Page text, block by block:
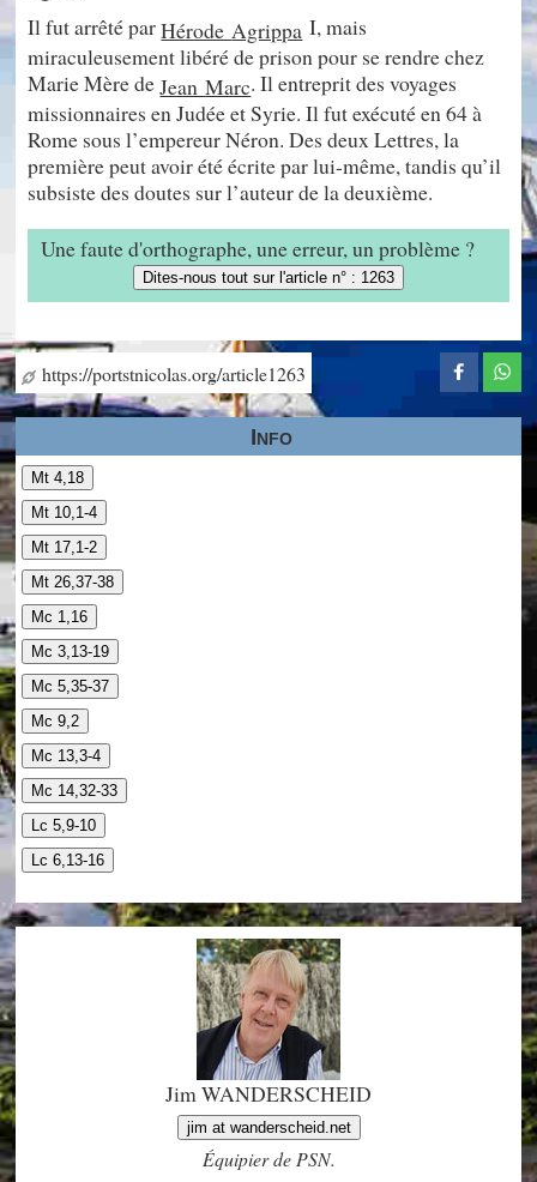
Il fut arrêté parHérode Agrippa I, mais
miraculeusement libéré de prison pour se rendre chez
Marie Mère deJeanMarc. Il entreprit des voyages
missionnaires en Judée et Syrie. Il fut exécuté en 64 à
Rome sous l’empereur Néron. Des deux Lettres, la
première peut avoir été écrite par lui-même, tandis qu’il
subsiste des doutes sur l’auteur de la deuxième.
Une faute d'orthographe, une erreur, un problème ?
Dites-nous tout sur l'article n° : 1263
https://portstnicolas.org/article1263
Info
Mt 4,18
Mt 10,1-4
Mt 17,1-2
Mt 26,37-38
Mc 1,16
Mc 3,13-19
Mc 5,35-37
Mc 9,2
Mc 13,3-4
Mc 14,32-33
Lc 5,9-10
Lc 6,13-16
Jim WANDERSCHEID
jim at wanderscheid.net
Équipier de PSN.